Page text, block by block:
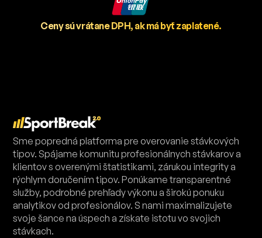
Ceny sú vrátane DPH, ak má byť zaplatené.
Sme popredná platforma pre overovanie stávkových
tipov. Spájame komunitu profesionálnych stávkarov a
klientov s overenými štatistikami, zárukou integrity a
rýchlym doručením tipov. Ponúkame transparentné
služby, podrobné prehľady výkonu a širokú ponuku
analytikov od profesionálov. S nami maximalizujete
svoje šance na úspech a získate istotu vo svojich
stávkach.